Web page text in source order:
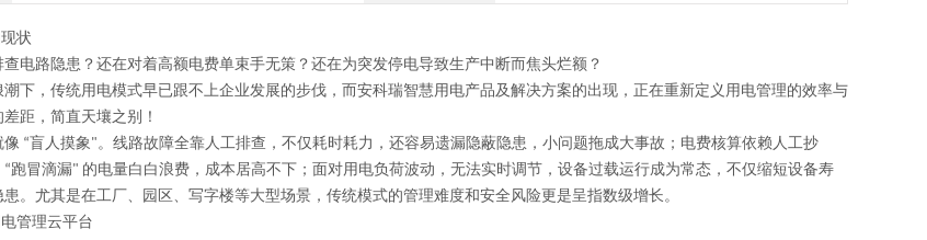
状
电路隐患？还在对着高额电费单束手无策？还在为突发停电导致生产中断而焦头烂额？
下，传统用电模式早已跟不上企业发展的步伐，而安科瑞智慧用电产品及解决方案的出现，正在重新定义用电管理的效率与
距，简直天壤之别！
“盲人摸象"。线路故障全靠人工排查，不仅耗时耗力，还容易遗漏隐蔽隐患，小问题拖成大事故；电费核算依赖人工抄
跑冒滴漏" 的电量白白浪费，成本居高不下；面对用电负荷波动，无法实时调节，设备过载运行成为常态，不仅缩短设备寿
。尤其是在工厂、园区、写字楼等大型场景，传统模式的管理难度和安全风险更是呈指数级增长。
管理云平台